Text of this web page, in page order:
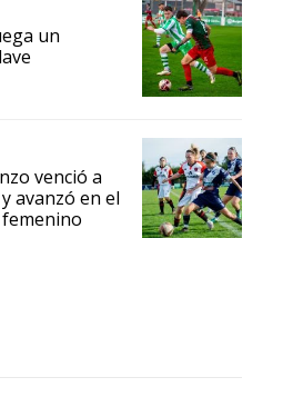
un
venció a
avanzó en el